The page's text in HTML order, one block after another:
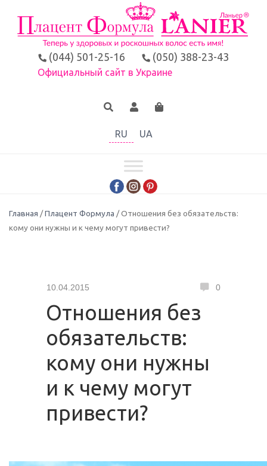
(044) 501-25-16 (050) 388-23-43
Официальный сайт в Украине
RU UA
Главная /Плацент Формула / Отношения без обязательств:
кому они нужны и к чему могут привести?
10.04.2015 0
Отношения без
обязательств:
кому они нужны
и к чему могут
привести?